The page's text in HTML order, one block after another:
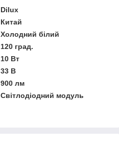
Dilux
Китай
Холодний білий
120 град.
10 Вт
33 В
900 лм
Світлодіодний модуль